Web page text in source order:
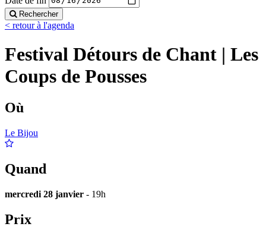
Rechercher
< retour à l'agenda
Festival Détours de Chant | Les
Coups de Pousses
Où
Le Bijou
Quand
mercredi 28 janvier - 19h
Prix